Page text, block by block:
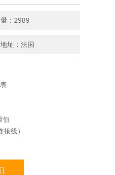
：2989
址：法国
值
线）